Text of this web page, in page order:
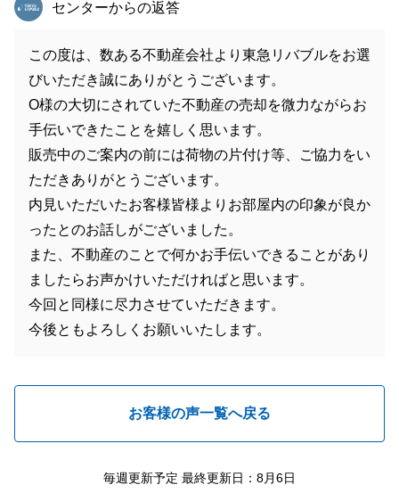
センターからの返答
この度は、数ある不動産会社より東急リバブルをお選
びいただき誠にありがとうございます。
O様の大切にされていた不動産の売却を微力ながらお
手伝いできたことを嬉しく思います。
販売中のご案内の前には荷物の片付け等、ご協力をい
ただきありがとうございます。
内見いただいたお客様皆様よりお部屋内の印象が良か
ったとのお話しがございました。
また、不動産のことで何かお手伝いできることがあり
ましたらお声かけいただければと思います。
今回と同様に尽力させていただきます。
今後ともよろしくお願いいたします。
お客様の声一覧へ戻る
毎週更新予定 最終更新日：8月6日